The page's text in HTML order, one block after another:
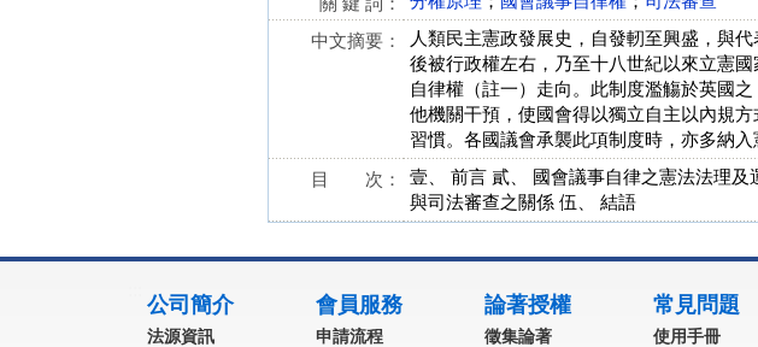
中文摘要：
人類民主憲政發展史，自發軔至興盛，與
後被行政權左右，乃至十八世紀以來立憲
自律權（註一）走向。此制度濫觴於英國
他機關干預，使國會得以獨立自主以內規
習慣。各國議會承襲此項制度時，亦多納入
目 次：
壹、 前言 貳、 國會議事自律之憲法法理
與司法審查之關係 伍、 結語
公司簡介
法源資訊
會員服務
申請流程
論著授權
徵集論著
常見問題
使用手冊